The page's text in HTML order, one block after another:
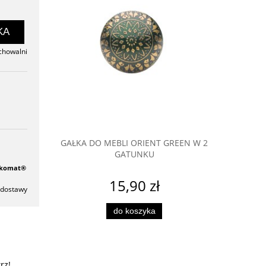
GAŁKA DO MEBLI ORIENT GREEN W 2
GATUNKU
15,90 zł
do koszyka